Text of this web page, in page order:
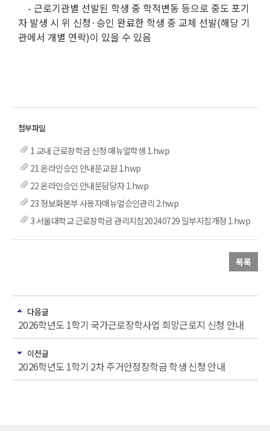
- 근로기관별 선발된 학생 중 학적변동 등으로 중도 포기
자 발생 시 위 신청·승인 완료한 학생 중 교체 선발(해당 기
관에서 개별 연락)이 있을 수 있음
1 교내 근로장학금 신청 매뉴얼학생 1.hwp
21 온라인승인 안내문교원 1.hwp
22 온라인승인 안내문담당자 1.hwp
23 정보화본부 사용자매뉴얼승인관리 2.hwp
3 서울대학교 근로장학금 관리지침20240729 일부지침개정 1.hwp
목록
다음글
2026학년도 1학기 국가근로장학사업 희망근로지 신청 안내
이전글
2026학년도 1학기 2차 주거안정장학금 학생 신청 안내